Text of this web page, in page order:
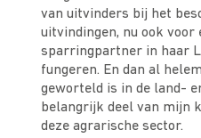
van uitvinders bij het
uitvindingen, nu ook voor
sparringpartner in haar
fungeren. En dan al
geworteld is in de land-
belangrijk deel van mijn
deze agrarische sector.